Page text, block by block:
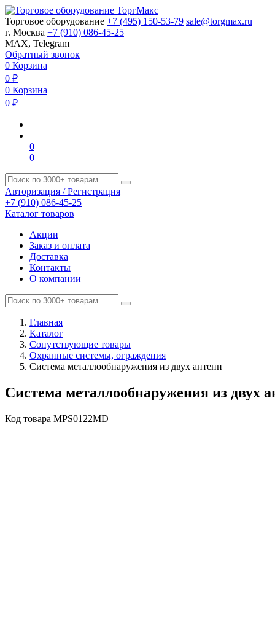
Торговое оборудование +7 (495) 150-53-79 sale@torgmax.ru
г. Москва +7 (910) 086-45-25
MAX, Telegram
Обратный звонок
0 Корзина
0 ₽
0 Корзина
0 ₽
0
0
Авторизация / Регистрация
+7 (910) 086-45-25
Каталог товаров
Акции
Заказ и оплата
Доставка
Контакты
О компании
Главная
Каталог
Сопутствующие товары
Охранные системы, ограждения
Cистема металлообнаружения из двух антенн
Cистема металлообнаружения из двух
Код товара MPS0122MD